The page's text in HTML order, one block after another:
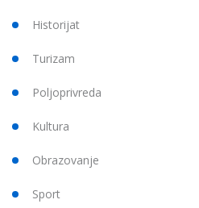
Historijat
Turizam
Poljoprivreda
Kultura
Obrazovanje
Sport